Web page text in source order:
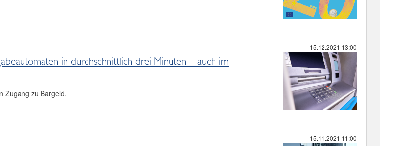
15.12.2021 13:00
in durchschnittlich drei Minuten – auch im
Zugang zu Bargeld.
15.11.2021 11:00